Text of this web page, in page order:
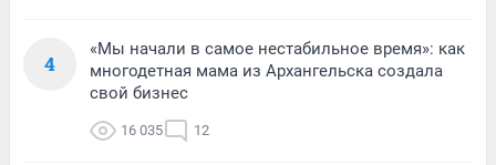
4
«Мы начали в самое нестабильное время»: как
многодетная мама из Архангельска создала
свой бизнес
16 035 12